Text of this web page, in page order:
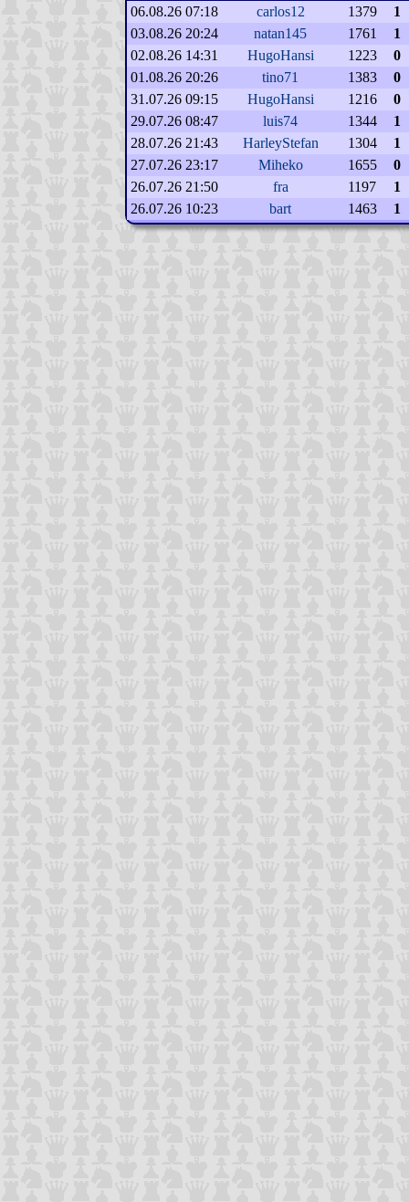
06.08.26 07:18 carlos12 1379
1
03.08.26 20:24
natan145 1761
1
02.08.26 14:31
HugoHansi 1223
0
01.08.26 20:26
tino71 1383
0
31.07.26 09:15
HugoHansi 1216
0
29.07.26 08:47
luis74 1344
1
28.07.26 21:43
HarleyStefan 1304
1
27.07.26 23:17
Miheko 1655
0
26.07.26 21:50
fra 1197
1
26.07.26 10:23
bart 1463 1